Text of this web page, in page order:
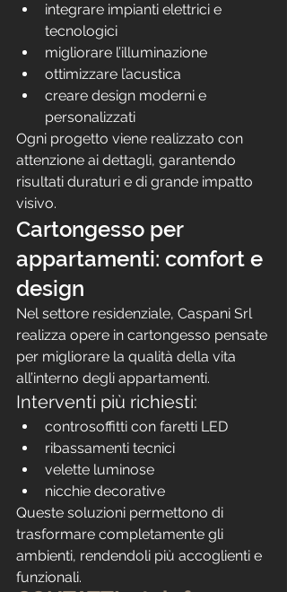
integrare impianti elettrici e
tecnologici
migliorare l’illuminazione
ottimizzare l’acustica
creare design moderni e
personalizzati
Ogni progetto viene realizzato con
attenzione ai dettagli, garantendo
risultati duraturi e di grande impatto
visivo.
Cartongesso per
appartamenti: comfort e
design
Nel settore residenziale, Caspani Srl
realizza opere in cartongesso pensate
per migliorare la qualità della vita
all’interno degli appartamenti.
Interventi più richiesti:
controsoffitti con faretti LED
ribassamenti tecnici
velette luminose
nicchie decorative
Queste soluzioni permettono di
trasformare completamente gli
ambienti, rendendoli più accoglienti e
funzionali.